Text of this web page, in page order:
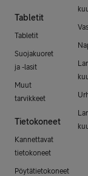
Tabletit
Tabletit
Suojakuoret
ja -lasit
Muut
tarvikkeet
Tietokoneet
Kannettavat
tietokoneet
Pöytätietokoneet